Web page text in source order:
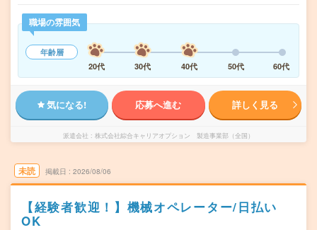
職場の雰囲気
年齢層
20代
30代 40代 50代 60代
気になる! 応募へ進む 詳しく見る
派遣会社 株式会社綜合キャリアオプション 製造事業部（全国）
未読 掲載日 2026/08/06
【経験者歓迎！】機械オペレーター/日払い
OK